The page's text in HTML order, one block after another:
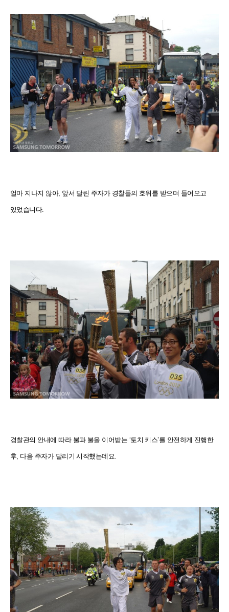
얼마 지나지 않아, 앞서 달린 주자가 경찰들의 호위를 받으며 들어오고
있었습니다.
경찰관의 안내에 따라 불과 불을 이어받는 ‘토치 키스’를 안전하게 진행한
후, 다음 주자가 달리기 시작했는데요.